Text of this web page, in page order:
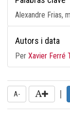
Alexandre Frias,
Autors i data
Per Xavier Ferré
A- |